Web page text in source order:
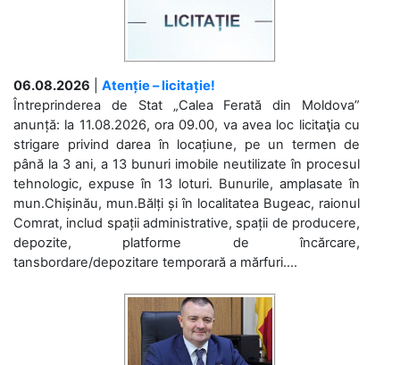
06.08.2026
Atenție – licitație!
Întreprinderea de Stat „Calea Ferată din Moldova”
anunță: la 11.08.2026, ora 09.00, va avea loc licitaţia cu
strigare privind darea în locațiune, pe un termen de
până la 3 ani, a 13 bunuri imobile neutilizate în procesul
tehnologic, expuse în 13 loturi. Bunurile, amplasate în
mun.Chișinău, mun.Bălți și în localitatea Bugeac, raionul
Comrat, includ spații administrative, spații de producere,
depozite, platforme de încărcare,
tansbordare/depozitare temporară a mărfuri....